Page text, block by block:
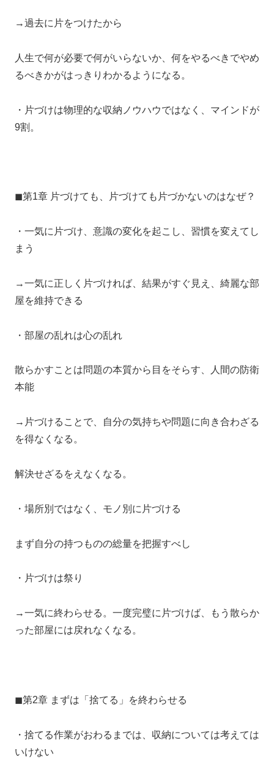
→過去に片をつけたから
人生で何が必要で何がいらないか、何をやるべきでやめ
るべきかがはっきりわかるようになる。
・片づけは物理的な収納ノウハウではなく、マインドが
9割。
◼︎第1章 片づけても、片づけても片づかないのはなぜ？
・一気に片づけ、意識の変化を起こし、習慣を変えてし
まう
→一気に正しく片づければ、結果がすぐ見え、綺麗な部
屋を維持できる
・部屋の乱れは心の乱れ
散らかすことは問題の本質から目をそらす、人間の防衛
本能
→片づけることで、自分の気持ちや問題に向き合わざる
を得なくなる。
解決せざるをえなくなる。
・場所別ではなく、モノ別に片づける
まず自分の持つものの総量を把握すべし
・片づけは祭り
→一気に終わらせる。一度完璧に片づけば、もう散らか
った部屋には戻れなくなる。
◼︎第2章 まずは「捨てる」を終わらせる
・捨てる作業がおわるまでは、収納については考えては
いけない